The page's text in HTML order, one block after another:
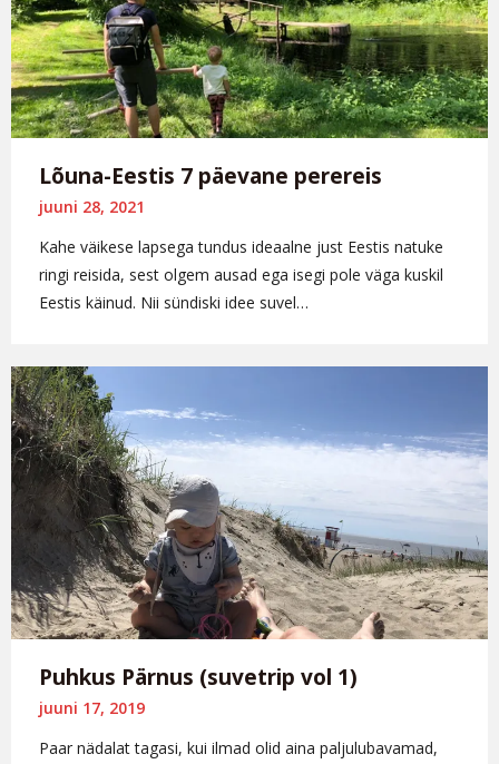
Lõuna-Eestis 7 päevane perereis
juuni 28, 2021
Kahe väikese lapsega tundus ideaalne just Eestis natuke
ringi reisida, sest olgem ausad ega isegi pole väga kuskil
Eestis käinud. Nii sündiski idee suvel…
Puhkus Pärnus (suvetrip vol 1)
juuni 17, 2019
Paar nädalat tagasi, kui ilmad olid aina paljulubavamad,